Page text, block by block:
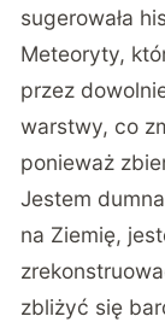
sugerowała
Meteoryty,
przez
warstwy, co
ponieważ
Jestem
na Ziemię,
zbliżyć się